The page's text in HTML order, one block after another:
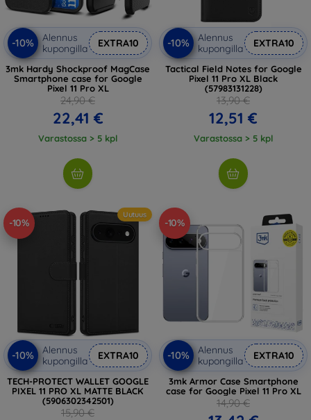
-10%
Alennus
kupongilla
EXTRA10
3mk Hardy Shockproof MagCase
Smartphone case for Google
Pixel 11 Pro XL
24,90 €
22,41 €
Varastossa > 5 kpl
-10%
Alennus
kupongilla
EXTRA10
Tactical Field Notes for Google
Pixel 11 Pro XL Black
(57983131228)
13,90 €
12,51 €
Varastossa > 5 kpl
-10%
Uutuus
-10%
Alennus
kupongilla
EXTRA10
TECH-PROTECT WALLET GOOGLE
PIXEL 11 PRO XL MATTE BLACK
(5906302342501)
15,90 €
-10%
-10%
Alennus
kupongilla
EXTRA10
3mk Armor Case Smartphone
case for Google Pixel 11 Pro XL
14,90 €